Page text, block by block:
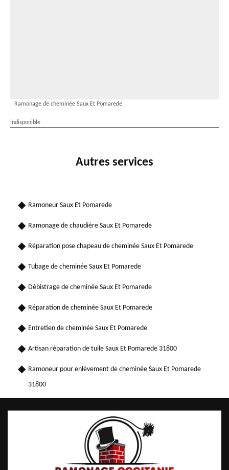
Ramonage de cheminée Saux Et Pomarede
indisponible
Autres services
Ramoneur Saux Et Pomarede
Ramonage de chaudière Saux Et Pomarede
Réparation pose chapeau de cheminée Saux Et Pomarede
Tubage de cheminée Saux Et Pomarede
Débistrage de cheminée Saux Et Pomarede
Réparation de cheminée Saux Et Pomarede
Entretien de cheminée Saux Et Pomarede
Artisan réparation de tuile Saux Et Pomarede 31800
Ramoneur pour enlèvement de cheminée Saux Et Pomarede
31800